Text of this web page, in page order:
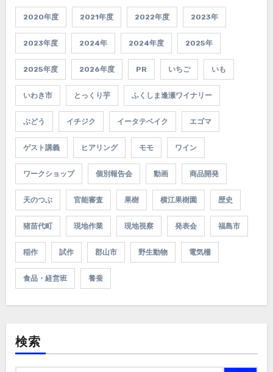
2020年度 2021年度 2022年度 2023年
2023年度 2024年 2024年度 2025年
2025年度 2026年度 PR いちご いも
いわき市 とっくり芋 ふくしま逢瀬ワイナリー
ぶどう イチジク イータテベイク エゴマ
ゲスト講義 ヒアリング モモ ワイン
ワークショップ 個別報告会 動画 商品開発
天のつぶ 官能審査 果樹 横江果樹園 歴史
猪苗代町 現地作業 現地視察 発表会 福島市
稲作 試作 郡山市 野生動物 電気柵
食品・経営班 養蚕
検索